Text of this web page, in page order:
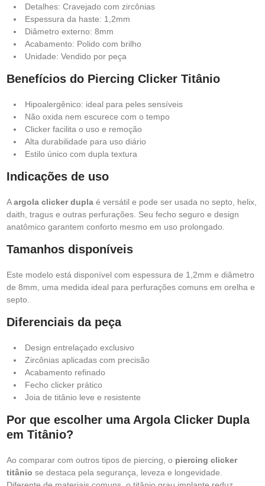
Detalhes: Cravejado com zircônias
Espessura da haste: 1,2mm
Diâmetro externo: 8mm
Acabamento: Polido com brilho
Unidade: Vendido por peça
Benefícios do Piercing Clicker Titânio
Hipoalergênico: ideal para peles sensíveis
Não oxida nem escurece com o tempo
Clicker facilita o uso e remoção
Alta durabilidade para uso diário
Estilo único com dupla textura
Indicações de uso
Aargola clicker dupla é versátil e pode ser usada no septo, helix,
daith, tragus e outras perfurações. Seu fecho seguro e design
anatômico garantem conforto mesmo em uso prolongado.
Tamanhos disponíveis
Este modelo está disponível com espessura de 1,2mm e diâmetro
de 8mm, uma medida ideal para perfurações comuns em orelha e
septo.
Diferenciais da peça
Design entrelaçado exclusivo
Zircônias aplicadas com precisão
Acabamento refinado
Fecho clicker prático
Joia de titânio leve e resistente
Por que escolher uma Argola Clicker Dupla
em Titânio?
Ao comparar com outros tipos de piercing, o piercing clicker
titânio se destaca pela segurança, leveza e longevidade.